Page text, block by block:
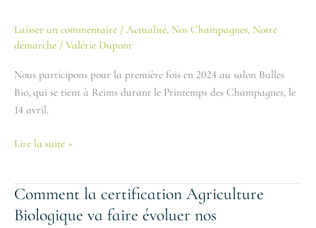
Laisser un commentaire / Actualité, Nos Champagnes, Notre
démarche / Valérie Dupont
Nous participons pour la première fois en 2024 au salon Bulles
Bio, qui se tient à Reims durant le Printemps des Champagnes, le
14 avril.
Bulles
Bio
2024
à
l’occasion
Printemps
Lire la suite »
Comment la certification Agriculture
Biologique va faire évoluer nos
Comment
la